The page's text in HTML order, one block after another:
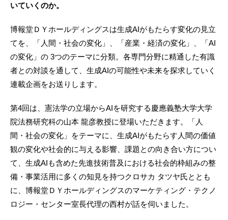
いていくのか。
博報堂ＤＹホールディングスは生成AIがもたらす変化の見立
てを、「人間・社会の変化」、「産業・経済の変化」、「AI
の変化」の 3つのテーマに分類。各専門分野に精通した有識
者との対談を通して、生成AIの可能性や未来を探求していく
連載企画をお送りします。
第4回は、憲法学の立場からAIを研究する慶應義塾大学大学
院法務研究科の山本 龍彦教授に登場いただきます。「人
間・社会の変化」をテーマに、生成AIがもたらす人間の価値
観の変化や社会的に与える影響、課題との向き合い方につい
て、生成AIも含めた先進技術普及における社会的枠組みの整
備・事業活用に多くの知見を持つクロサカ タツヤ氏ととも
に、博報堂ＤＹホールディングスのマーケティング・テクノ
ロジー・センター室長代理の西村が話を伺いました。